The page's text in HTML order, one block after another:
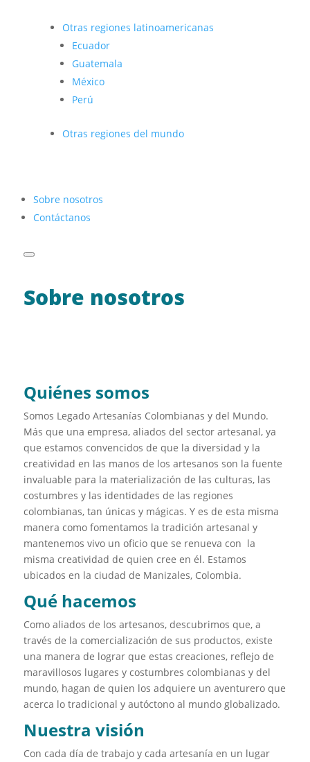
Otras regiones latinoamericanas
Ecuador
Guatemala
México
Perú
Otras regiones del mundo
Sobre nosotros
Contáctanos
Sobre nosotros
Quiénes somos
Somos Legado Artesanías Colombianas y del Mundo.
Más que una empresa, aliados del sector artesanal, ya
que estamos convencidos de que la diversidad y la
creatividad en las manos de los artesanos son la fuente
invaluable para la materialización de las culturas, las
costumbres y las identidades de las regiones
colombianas, tan únicas y mágicas. Y es de esta misma
manera como fomentamos la tradición artesanal y
mantenemos vivo un oficio que se renueva con la
misma creatividad de quien cree en él. Estamos
ubicados en la ciudad de Manizales, Colombia.
Qué hacemos
Como aliados de los artesanos, descubrimos que, a
través de la comercialización de sus productos, existe
una manera de lograr que estas creaciones, reflejo de
maravillosos lugares y costumbres colombianas y del
mundo, hagan de quien los adquiere un aventurero que
acerca lo tradicional y autóctono al mundo globalizado.
Nuestra visión
Con cada día de trabajo y cada artesanía en un lugar